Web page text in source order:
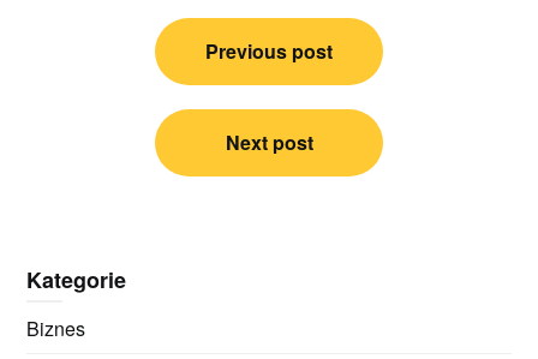
Nawigacja
Previous post
Next post
Kategorie
Biznes